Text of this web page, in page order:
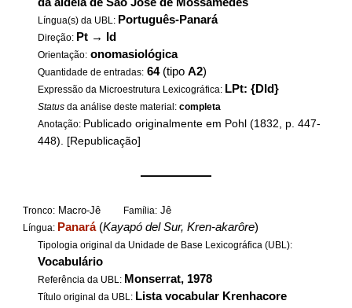
Língua(s) da UBL: Português-Panará
Direção: Pt → Id
Orientação: onomasiológica
Quantidade de entradas: 64(tipoA2)
Expressão da Microestrutura Lexicográfica: LPt: {DId}
Status da análise deste material:completa
Anotação: Publicado originalmente em Pohl (1832, p. 447-
448). [Republicação]
——————
Tronco: Macro-Jê Família: Jê
Língua: Panará(Kayapó del Sur, Kren-akarôre)
Tipologia original da Unidade de Base Lexicográfica (UBL):
Vocabulário
Referência da UBL: Monserrat, 1978
Título original da UBL: Lista vocabular Krenhacore